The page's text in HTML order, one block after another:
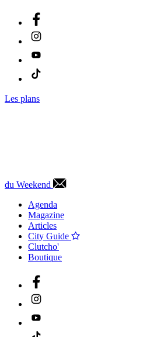
Les plans
du Weekend
Agenda
Magazine
Articles
City Guide
Clutcho'
Boutique